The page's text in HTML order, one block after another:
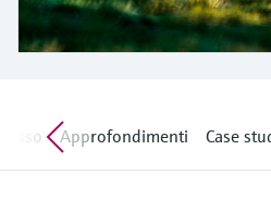
Accesso a Device Viewer
Trova i ricambi giusti
Trova i ricambi per codice prodotto,
microonde
Visualizza tutti
microonde
Visualizza tutti
dell'eccellenza operativa e dei
modelli decisionali
Approfondimenti Case